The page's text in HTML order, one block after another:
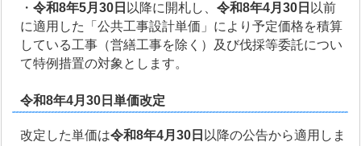
・令和8年5月30日 以降に開札し、令和8年4月30日 以前
に適用した「公共工事設計単価」により予定価格を積算
している工事（営繕工事を除く）及び伐採等委託につい
て特例措置の対象とします。
令和8年4月30日単価改定
改定した単価は令和8年4月30日 以降の公告から適用しま